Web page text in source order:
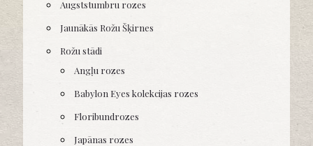
Augststumbru rozes
Jaunākās Rožu Šķirnes
Rožu stādi
Angļu rozes
Babylon Eyes kolekcijas rozes
Floribundrozes
Japānas rozes